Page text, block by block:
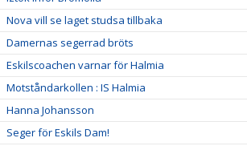
Nova vill se laget studsa tillbaka
Damernas segerrad bröts
Eskilscoachen varnar för Halmia
Motståndarkollen : IS Halmia
Hanna Johansson
Seger för Eskils Dam!